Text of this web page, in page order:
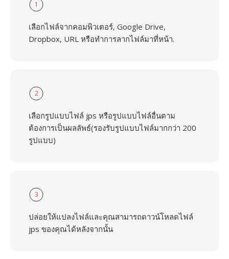
1
เลือกไฟล์จากคอมพิวเตอร์, Google Drive,
Dropbox, URL หรือทำการลากไฟล์มาที่หน้า.
2
เลือกรูปแบบไฟล์ jps หรือรูปแบบไฟล์อื่นตาม
ต้องการเป็นผลลัพธ์(รองรับรูปแบบไฟล์มากกว่า 200
รูปแบบ)
3
ปล่อยให้แปลงไฟล์และคุณสามารถดาวน์โหลดไฟล์
jps ของคุณได้หลังจากนั้น